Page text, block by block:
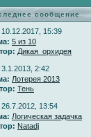
сообщение
10.12.2017, 15:39
5 из 10
Дикая_орхидея
3.1.2013, 2:42
Лотерея 2013
Тень
26.7.2012, 13:54
Логическая задачка
Natadj